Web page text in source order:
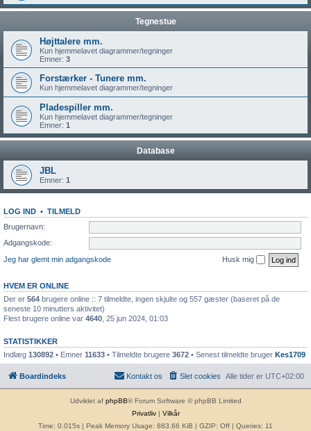
Tegnestue
Højttalere mm.
Kun hjemmelavet diagrammer/tegninger
Emner: 3
Forstærker - Tunere mm.
Kun hjemmelavet diagrammer/tegninger
Pladespiller mm.
Kun hjemmelavet diagrammer/tegninger
Emner: 1
Database
JBL
Emner: 1
LOG IND • TILMELD
Brugernavn:
Adgangskode:
Jeg har glemt min adgangskode
Husk mig
HVEM ER ONLINE
Der er 564 brugere online :: 7 tilmeldte, ingen skjulte og 557 gæster (baseret på de
seneste 10 minutters aktivitet)
Flest brugere online var 4640 , 25 jun 2024, 01:03
STATISTIKKER
Indlæg 130892 • Emner 11633 • Tilmeldte brugere 3672 • Senest tilmeldte bruger Kes1709
Boardindeks Alle tider er UTC+02:00
Slet cookies
Kontakt os
Udviklet af phpBB® Forum Software © phpBB Limited
Privatliv| Vilkår
Time: 0.015s | Peak Memory Usage: 883.66 KiB | GZIP: Off | Queries: 11